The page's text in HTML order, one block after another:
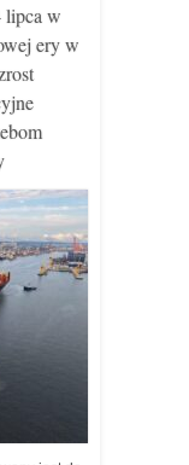
lipca w
ery w